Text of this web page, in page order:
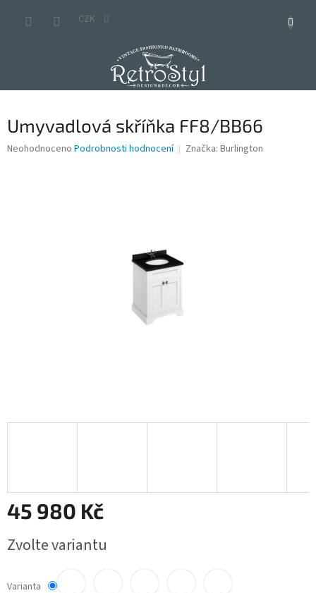
CZK
Umyvadlová skříňka FF8/BB66
Průměrné
Neohodnoceno Podrobnosti hodnocení Značka: Burlington
45 980 Kč
cena:
Zvolte variantu
Varianta